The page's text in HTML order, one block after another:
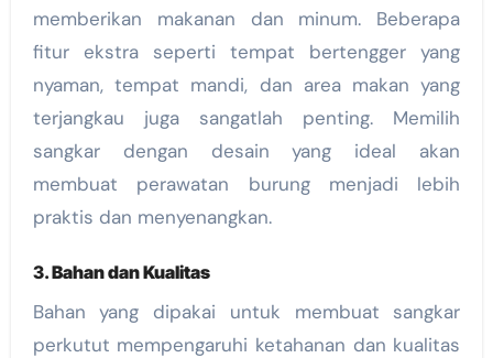
memberikan makanan dan minum. Beberapa
fitur ekstra seperti tempat bertengger yang
nyaman, tempat mandi, dan area makan yang
terjangkau juga sangatlah penting. Memilih
sangkar dengan desain yang ideal akan
membuat perawatan burung menjadi lebih
praktis dan menyenangkan.
3.Bahan dan Kualitas
Bahan yang dipakai untuk membuat sangkar
perkutut mempengaruhi ketahanan dan kualitas